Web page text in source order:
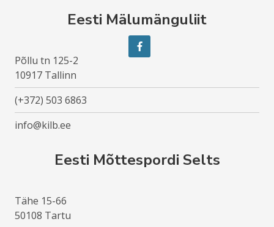
Eesti Mälumänguliit
Põllu tn 125-2
10917 Tallinn
(+372) 503 6863
info@kilb.ee
Eesti Mõttespordi Selts
Tähe 15-66
50108 Tartu